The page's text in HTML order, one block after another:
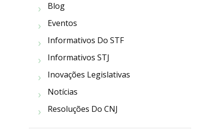
Blog
Eventos
Informativos Do STF
Informativos STJ
Inovações Legislativas
Notícias
Resoluções Do CNJ